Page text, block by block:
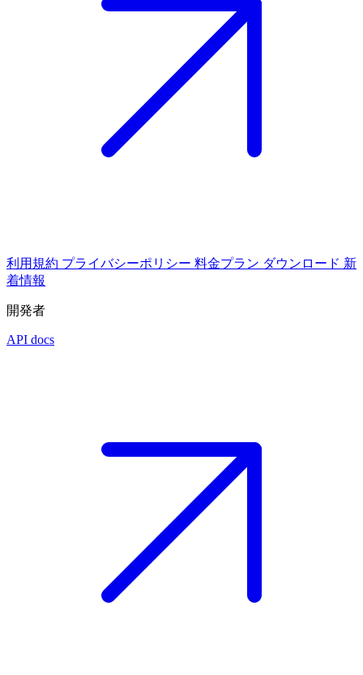
利用規約 プライバシーポリシー 料金プラン ダウンロード 新
着情報
開発者
API docs